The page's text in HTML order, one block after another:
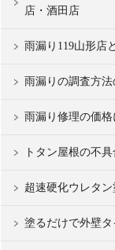
店・酒田店
雨漏り119山形店
雨漏りの調査方
雨漏り修理の価
トタン屋根の不
超速硬化ウレタ
塗るだけで外壁